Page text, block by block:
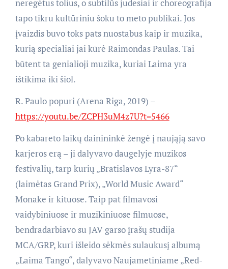
neregėtus tolius, o subtilūs judesiai ir choreografija
tapo tikru kultūriniu šoku to meto publikai. Jos
įvaizdis buvo toks pats nuostabus kaip ir muzika,
kurią specialiai jai kūrė Raimondas Paulas. Tai
būtent ta genialioji muzika, kuriai Laima yra
ištikima iki šiol.
R. Paulo popuri (Arena Riga, 2019) –
https://youtu.be/ZCPH3uM4z7U?t=5466
Po kabareto laikų dainininkė žengė į naująją savo
karjeros erą – ji dalyvavo daugelyje muzikos
festivalių, tarp kurių „Bratislavos Lyra-87“
(laimėtas Grand Prix), „World Music Award“
Monake ir kituose. Taip pat filmavosi
vaidybiniuose ir muzikiniuose filmuose,
bendradarbiavo su JAV garso įrašų studija
MCA/GRP, kuri išleido sėkmės sulaukusį albumą
„Laima Tango“, dalyvavo Naujametiniame „Red-